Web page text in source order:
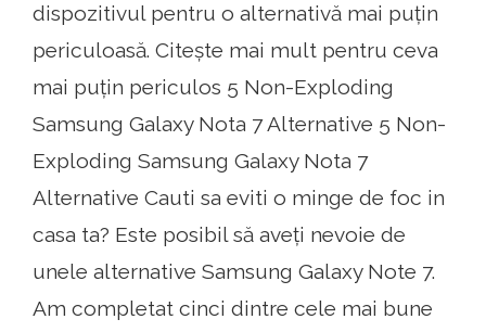
dispozitivul pentru o alternativă mai puțin
periculoasă. Citește mai mult pentru ceva
mai puțin periculos 5 Non-Exploding
Samsung Galaxy Nota 7 Alternative 5 Non-
Exploding Samsung Galaxy Nota 7
Alternative Cauti sa eviti o minge de foc in
casa ta? Este posibil să aveți nevoie de
unele alternative Samsung Galaxy Note 7.
Am completat cinci dintre cele mai bune